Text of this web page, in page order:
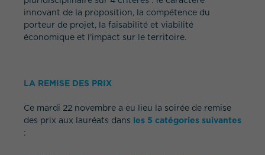
innovant de la proposition, la compétence du
porteur de projet, la faisabilité et viabilité
économique et l'impact sur le territoire.
LA REMISE DES PRIX
Ce mardi 22 novembre a eu lieu la soirée de remise
des prix aux lauréats dans les 5 catégories suivantes
: